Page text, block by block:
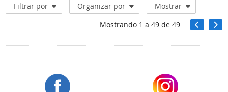
Filtrar por Organizar por
Mostrar
Mostrando 1 a 49de 49